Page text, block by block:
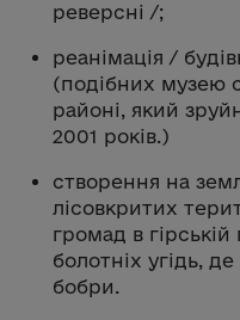
реверсні /;
реанімація /
(подібних музею
районі, який
2001 років.)
створення на
лісовкритих
громад в гірській
болотніх угідь,
бобри.